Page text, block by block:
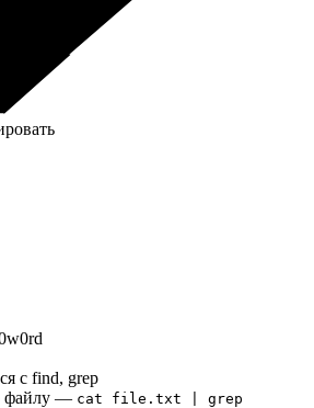
с find, grep
файлу — cat file.txt | grep